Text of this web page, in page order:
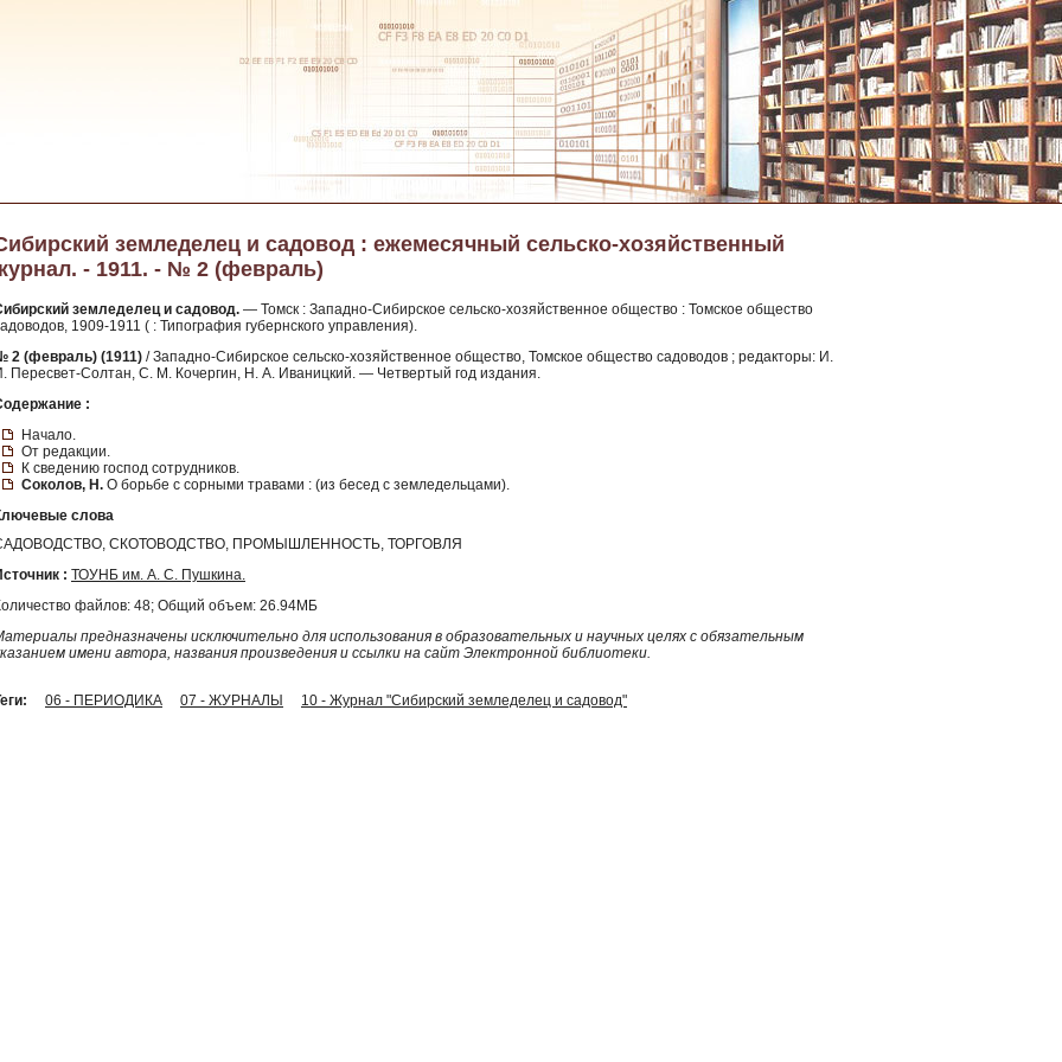
земледелец и садовод : ежемесячный сельско-хозяйственный
- 1911. - № 2 (февраль)
земледелец и садовод. — Томск : Западно-Сибирское сельско-хозяйственное общество : Томское общество
1909-1911 ( : Типография губернского управления).
2 (февраль) (1911) / Западно-Сибирское сельско-хозяйственное общество, Томское общество садоводов ; редакторы: И.
Пересвет-Солтан, С. М. Кочергин, Н. А. Иваницкий. — Четвертый год издания.
:
Начало.
От редакции.
К сведению господ сотрудников.
Соколов, Н. О борьбе с сорными травами : (из бесед с земледельцами).
слова
СКОТОВОДСТВО, ПРОМЫШЛЕННОСТЬ, ТОРГОВЛЯ
: ТОУНБ им. А. С. Пушкина.
файлов: 48; Общий объем: 26.94МБ
предназначены исключительно для использования в образовательных и научных целях с обязательным
имени автора, названия произведения и ссылки на сайт Электронной библиотеки.
06 - ПЕРИОДИКА 07 - ЖУРНАЛЫ 10 - Журнал "Сибирский земледелец и садовод"